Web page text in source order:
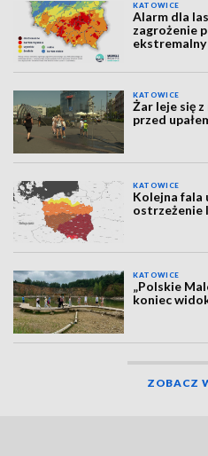
KATOWICE
Alarm dla
zagrożenie
KATOWICE
Żar leje się
przed
KATOWICE
Kolejna fala
ostrzeżenie
KATOWICE
„Polskie
koniec
ZOBACZ